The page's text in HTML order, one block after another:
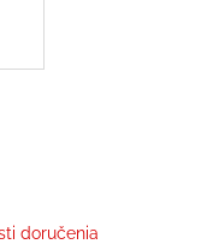
doručenia